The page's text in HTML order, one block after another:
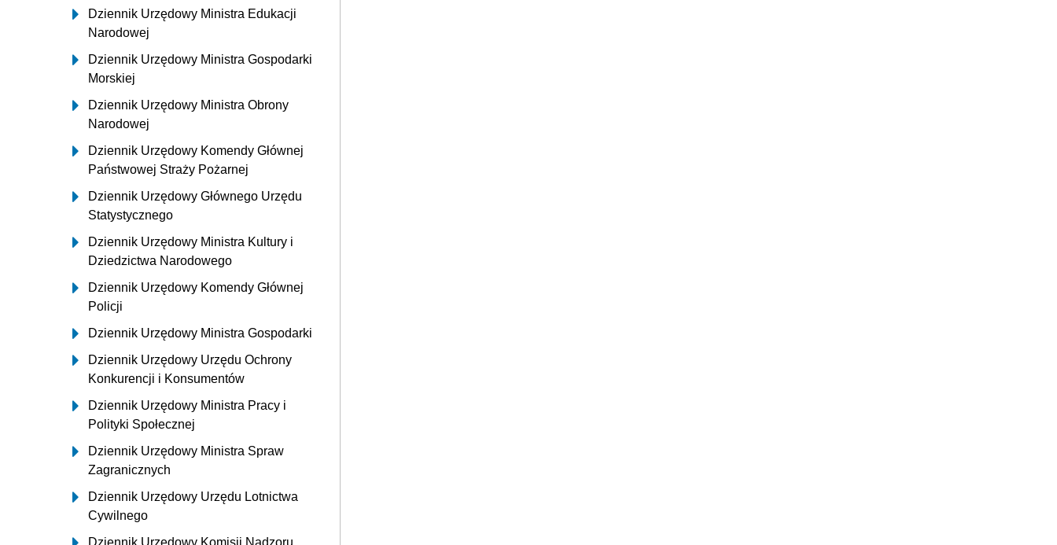
Dziennik Urzędowy Ministra Edukacji
Narodowej
Dziennik Urzędowy Ministra Gospodarki
Morskiej
Dziennik Urzędowy Ministra Obrony
Narodowej
Dziennik Urzędowy Komendy Głównej
Państwowej Straży Pożarnej
Dziennik Urzędowy Głównego Urzędu
Statystycznego
Dziennik Urzędowy Ministra Kultury i
Dziedzictwa Narodowego
Dziennik Urzędowy Komendy Głównej
Policji
Dziennik Urzędowy Ministra Gospodarki
Dziennik Urzędowy Urzędu Ochrony
Konkurencji i Konsumentów
Dziennik Urzędowy Ministra Pracy i
Polityki Społecznej
Dziennik Urzędowy Ministra Spraw
Zagranicznych
Dziennik Urzędowy Urzędu Lotnictwa
Cywilnego
Dziennik Urzędowy Komisji Nadzoru